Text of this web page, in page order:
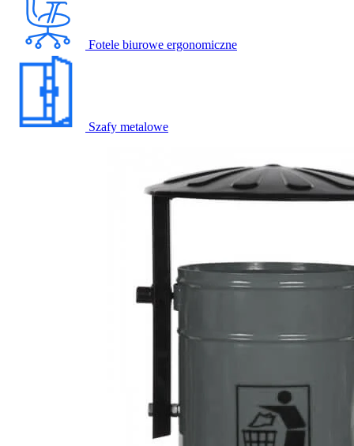
Fotele biurowe ergonomiczne
Szafy metalowe